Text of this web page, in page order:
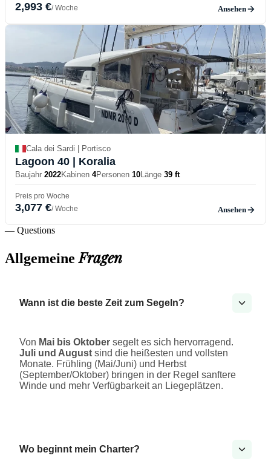
2,993 €/ Woche Ansehen
Cala dei Sardi | Portisco
Lagoon 40 | Koralia
Baujahr 2022Kabinen 4Personen 10Länge 39 ft
Preis pro Woche
3,077 €/ Woche Ansehen
— Questions
AllgemeineFragen
Wann ist die beste Zeit zum Segeln?
Von Mai bis Oktober segelt es sich hervorragend.
Juli und August sind die heißesten und vollsten
Monate. Frühling (Mai/Juni) und Herbst
(September/Oktober) bringen in der Regel sanftere
Winde und mehr Verfügbarkeit an Liegeplätzen.
Wo beginnt mein Charter?